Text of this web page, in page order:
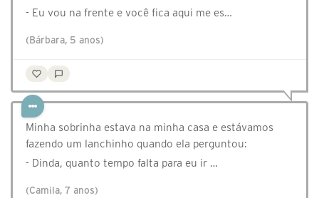
- Eu vou na frente e você fica aqui me es…
(Bárbara, 5 anos)
Minha sobrinha estava na minha casa e estávamos
fazendo um lanchinho quando ela perguntou:
- Dinda, quanto tempo falta para eu ir …
(Camila, 7 anos)